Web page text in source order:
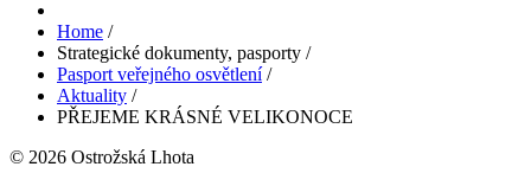
Home /
Strategické dokumenty, pasporty /
Pasport veřejného osvětlení /
Aktuality /
PŘEJEME KRÁSNÉ VELIKONOCE
© 2026 Ostrožská Lhota